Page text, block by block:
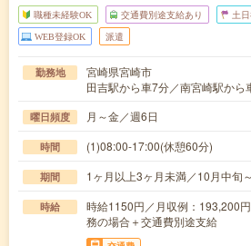
職種未経験OK 交通費別途支給あり 土
WEB登録OK 派遣
勤務地
宮崎県宮崎市
田吉駅から車7分／南宮崎駅か
曜日頻度 月～金／週6日
時間 (1)08:00-17:00(休憩60分)
期間 1ヶ月以上3ヶ月未満／10月中旬
時給
時給1150円／月収例：193,200
務の場合＋交通費別途支給